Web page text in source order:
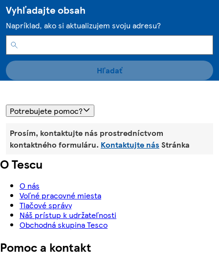
Vyhľadajte obsah
Napríklad, ako si aktualizujem svoju adresu?
Hľadať
Potrebujete pomoc?
Prosím, kontaktujte nás prostredníctvom
kontaktného formuláru. Kontaktujte nás Stránka
O Tescu
O nás
Voľné pracovné miesta
Tlačové správy
Náš prístup k udržateľnosti
Obchodná skupina Tesco
Pomoc a kontakt